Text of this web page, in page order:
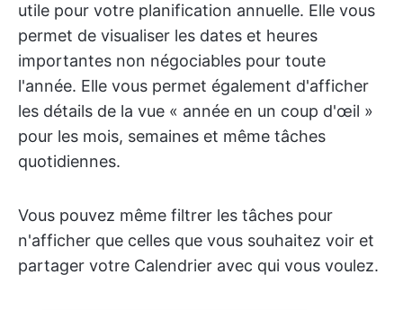
utile pour votre planification annuelle. Elle vous
permet de visualiser les dates et heures
importantes non négociables pour toute
l'année. Elle vous permet également d'afficher
les détails de la vue « année en un coup d'œil »
pour les mois, semaines et même tâches
quotidiennes.
Vous pouvez même filtrer les tâches pour
n'afficher que celles que vous souhaitez voir et
partager votre Calendrier avec qui vous voulez.